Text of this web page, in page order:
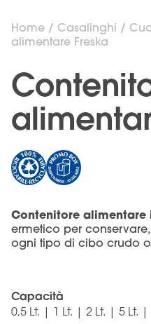
Home / Casalinghi /
alimentare Freska
Contenitore alimentare
ermetico per
ogni tipo di cibo crudo
Capacità
0,5 Lt. | 1 Lt. | 2 Lt. | 5 Lt. |